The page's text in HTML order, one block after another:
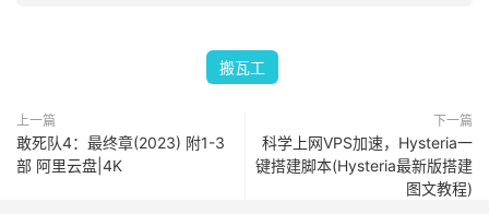
搬瓦工
上一篇
敢死队4：最终章(2023) 附1-3
部 阿里云盘|4K
下一篇
科学上网VPS加速，Hysteria一
键搭建脚本(Hysteria最新版搭建
图文教程)